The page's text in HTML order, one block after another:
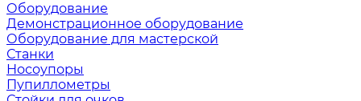
Оборудование
Демонстрационное оборудование
Оборудование для мастерской
Станки
Носоупоры
Пупиллометры